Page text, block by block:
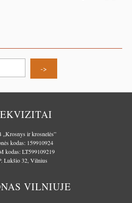
„Krosnys ir krosnelės”
kodas: 159910924
kodas: LT599109219
Lukšio 32, Vilnius
VILNIUJE